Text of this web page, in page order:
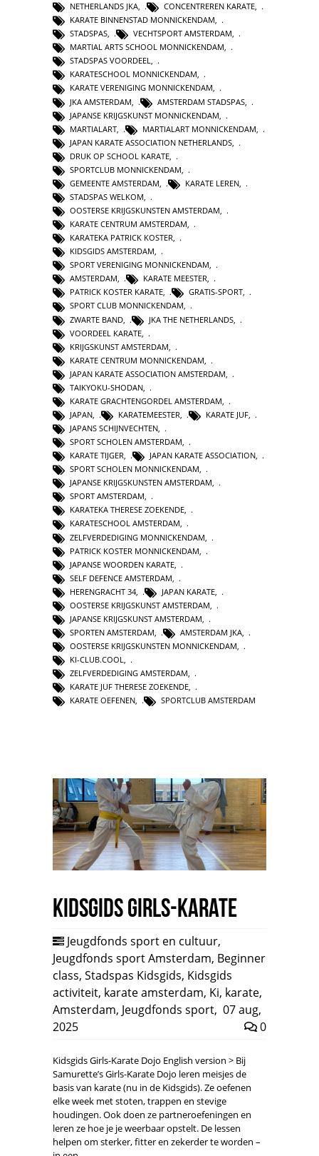
NETHERLANDS JKA, CONCENTREREN KARATE,
KARATE BINNENSTAD MONNICKENDAM,
STADSPAS, VECHTSPORT AMSTERDAM,
MARTIAL ARTS SCHOOL MONNICKENDAM,
STADSPAS VOORDEEL,
KARATESCHOOL MONNICKENDAM,
KARATE VERENIGING MONNICKENDAM,
JKA AMSTERDAM
AMSTERDAM STADSPAS
JAPANSE KRIJGSKUNST MONNICKENDAM
MARTIALART
MARTIALART MONNICKENDAM
JAPAN KARATE ASSOCIATION NETHERLANDS
DRUK OP SCHOOL KARATE
SPORTCLUB MONNICKENDAM
GEMEENTE AMSTERDAM
KARATE LEREN
STADSPAS WELKOM
OOSTERSE KRIJGSKUNSTEN AMSTERDAM,
KARATE CENTRUM AMSTERDAM,
KARATEKA PATRICK KOSTER,
KIDSGIDS AMSTERDAM,
SPORT VERENIGING MONNICKENDAM,
AMSTERDAM, KARATE MEESTER,
PATRICK KOSTER KARATE, GRATIS-SPORT,
SPORT CLUB MONNICKENDAM,
ZWARTE BAND
JKA THE NETHERLANDS
VOORDEEL KARATE
KRIJGSKUNST AMSTERDAM
KARATE CENTRUM MONNICKENDAM
JAPAN KARATE ASSOCIATION AMSTERDAM
TAIKYOKU-SHODAN
KARATE GRACHTENGORDEL AMSTERDAM
JAPAN
KARATEMEESTER KARATE JUF
JAPANS SCHIJNVECHTEN,
SPORT SCHOLEN AMSTERDAM,
KARATE TIJGER, JAPAN KARATE ASSOCIATION,
SPORT SCHOLEN MONNICKENDAM,
JAPANSE KRIJGSKUNSTEN AMSTERDAM,
SPORT AMSTERDAM,
KARATEKA THERESE ZOEKENDE,
KARATESCHOOL AMSTERDAM,
ZELFVERDEDIGING MONNICKENDAM
PATRICK KOSTER MONNICKENDAM
JAPANSE WOORDEN KARATE
SELF DEFENCE AMSTERDAM
HERENGRACHT 34
JAPAN KARATE
OOSTERSE KRIJGSKUNST AMSTERDAM
JAPANSE KRIJGSKUNST AMSTERDAM
SPORTEN AMSTERDAM
AMSTERDAM JKA
OOSTERSE KRIJGSKUNSTEN MONNICKENDAM,
KI-CLUB.COOL,
ZELFVERDEDIGING AMSTERDAM,
KARATE JUF THERESE ZOEKENDE,
KARATE OEFENEN, SPORTCLUB AMSTERDAM
Kidsgids Girls-Karate
Jeugdfonds sport en cultuur,
Jeugdfonds sport Amsterdam, Beginner
class, Stadspas Kidsgids, Kidsgids
activiteit, karate amsterdam, Ki, karate,
Amsterdam, Jeugdfonds sport, 07 aug,
2025
0
Kidsgids Girls-Karate Dojo English version > Bij
Samurette’s Girls-Karate Dojo leren meisjes de
basis van karate (nu in de Kidsgids). Ze oefenen
elke week met stoten, trappen en stevige
houdingen. Ook doen ze partneroefeningen en
leren ze hoe je je weerbaar opstelt. De lessen
helpen om sterker, fitter en zekerder te worden –